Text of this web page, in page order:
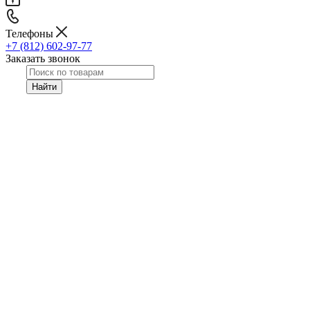
Телефоны
+7 (812) 602-97-77
Заказать звонок
Найти